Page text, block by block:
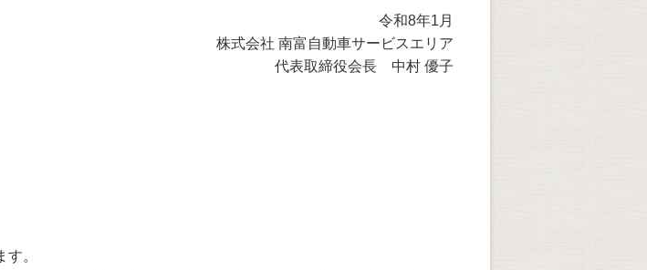
令和8年1月
株式会社 南富自動車サービスエリア
代表取締役会長 中村 優子
。